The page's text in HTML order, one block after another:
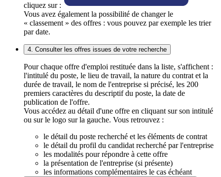
cliquez sur :
Vous avez également la possibilité de changer le
« classement » des offres : vous pouvez par exemple les trier
par date.
4. Consulter les offres issues de votre recherche
Pour chaque offre d'emploi restituée dans la liste, s'affichent :
l'intitulé du poste, le lieu de travail, la nature du contrat et la
durée de travail, le nom de l'entreprise si précisé, les 200
premiers caractères du descriptif du poste, la date de
publication de l'offre.
Vous accédez au détail d'une offre en cliquant sur son intitulé
ou sur le logo sur la gauche. Vous retrouvez :
le détail du poste recherché et les éléments de contrat
le détail du profil du candidat recherché par l'entreprise
les modalités pour répondre à cette offre
la présentation de l'entreprise (si présente)
les informations complémentaires le cas échéant